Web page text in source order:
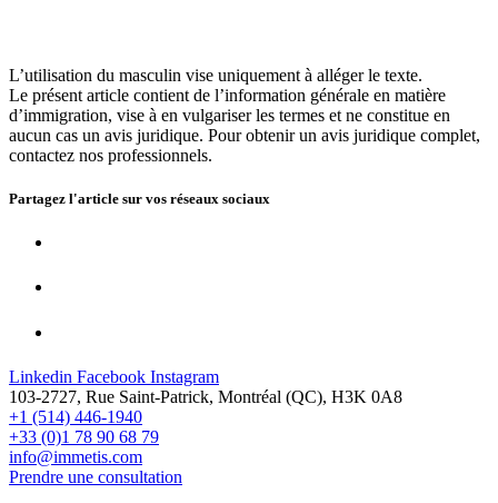
L’utilisation du masculin vise uniquement à alléger le texte.
Le présent article contient de l’information générale en matière
d’immigration, vise à en vulgariser les termes et ne constitue en
aucun cas un avis juridique. Pour obtenir un avis juridique complet,
contactez nos professionnels.
Partagez l'article sur vos réseaux sociaux
Linkedin Facebook Instagram
103-2727, Rue Saint-Patrick, Montréal (QC), H3K 0A8
+1 (514) 446-1940
+33 (0)1 78 90 68 79
info@immetis.com
Prendre une consultation